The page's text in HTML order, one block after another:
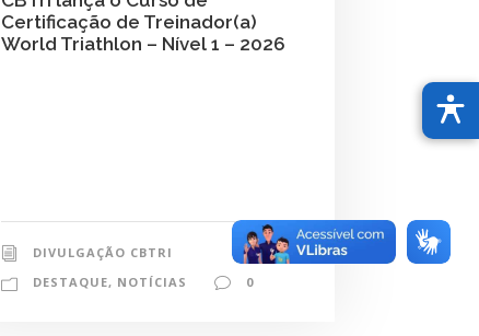
Certificação de Treinador(a)
World Triathlon – Nível 1 – 2026
DIVULGAÇÃO CBTRI
DESTAQUE, NOTÍCIAS 0